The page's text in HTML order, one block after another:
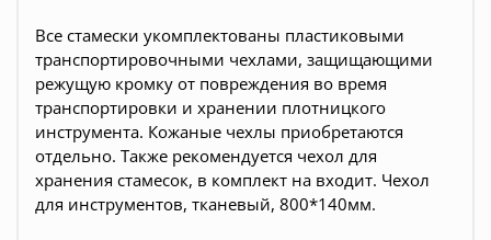
Все стамески укомплектованы пластиковыми
транспортировочными чехлами, защищающими
режущую кромку от повреждения во время
транспортировки и хранении плотницкого
инструмента. Кожаные чехлы приобретаются
отдельно. Также рекомендуется чехол для
хранения стамесок, в комплект на входит. Чехол
для инструментов, тканевый, 800*140мм.